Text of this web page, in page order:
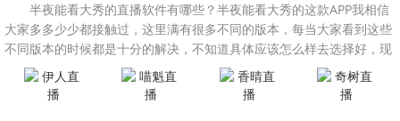
半夜能看大秀的直播软件有哪些？半夜能看大秀的这款APP我相信
大家多多少少都接触过，这里满有很多不同的版本，每当大家看到这些
不同版本的时候都是十分的解决，不知道具体应该怎么样去选择好，现
在小编就分享给大家一个合集，相信大家看完就知道应该如何去选择
了。